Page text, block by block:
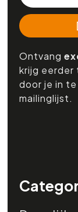
Ontvang
krijg
door je in
mailinglijst.